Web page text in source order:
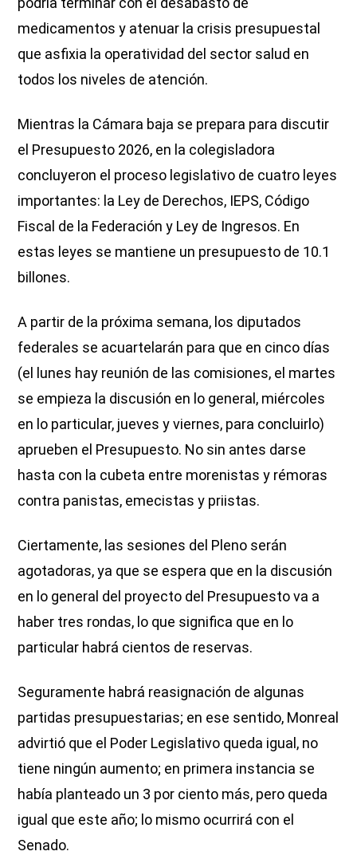
medicamentos y atenuar la crisis presupuestal
que asfixia la operatividad del sector salud en
todos los niveles de atención.
Mientras la Cámara baja se prepara para discutir
el Presupuesto 2026, en la colegisladora
concluyeron el proceso legislativo de cuatro leyes
importantes: la Ley de Derechos, IEPS, Código
Fiscal de la Federación y Ley de Ingresos. En
estas leyes se mantiene un presupuesto de 10.1
billones.
A partir de la próxima semana, los diputados
federales se acuartelarán para que en cinco días
(el lunes hay reunión de las comisiones, el martes
se empieza la discusión en lo general, miércoles
en lo particular, jueves y viernes, para concluirlo)
aprueben el Presupuesto. No sin antes darse
hasta con la cubeta entre morenistas y rémoras
contra panistas, emecistas y priistas.
Ciertamente, las sesiones del Pleno serán
agotadoras, ya que se espera que en la discusión
en lo general del proyecto del Presupuesto va a
haber tres rondas, lo que significa que en lo
particular habrá cientos de reservas.
Seguramente habrá reasignación de algunas
partidas presupuestarias; en ese sentido, Monreal
advirtió que el Poder Legislativo queda igual, no
tiene ningún aumento; en primera instancia se
había planteado un 3 por ciento más, pero queda
igual que este año; lo mismo ocurrirá con el
Senado.